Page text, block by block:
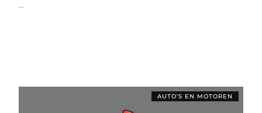
...
AUTO’S EN MOTOREN